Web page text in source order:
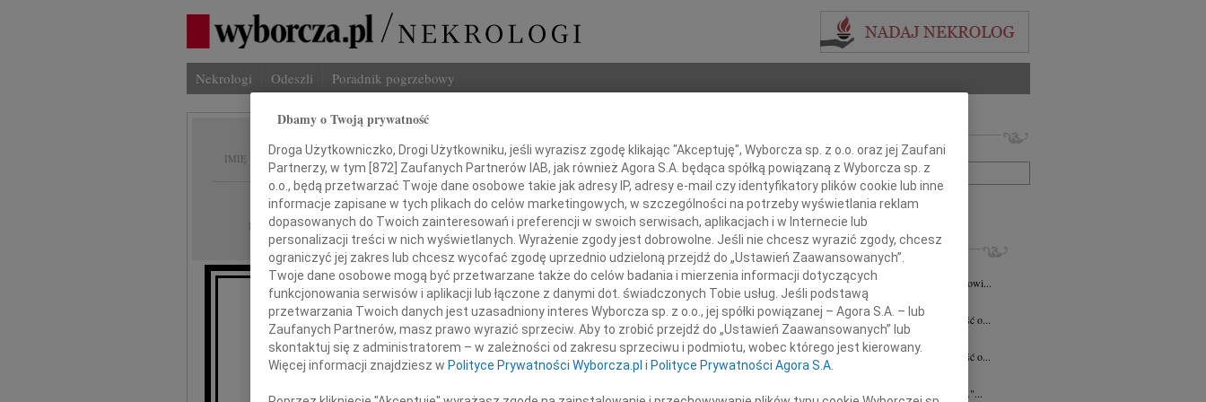
Nekrologi Odeszli Poradnik pogrzebowy
IMIĘ I NAZWISKO: Wojciech Rokita
REGION: Kielce
DATA EMISJI: 17.04.2020
Imię i nazwisko lub numer ogłoszenia:
+ szukanie zaawansowane
INNE NEKROLOGI
Bożena Szostakiewicz 20.07.2026
Drogiemu Koledze Panu Notariuszowi Piotrowi...
20.05.2026Kielce
Z głębokim smutkiem przyjęliśmy wiadomość o...
Damian Pełka
15.04.2026
Z głębokim smutkiem przyjęliśmy wiadomość o...
Emilia Czekaj
"Nie umiera ten, kto trwa w pamięci żywych."...
Dbamy o Twoją prywatność
Droga Użytkowniczko, Drogi Użytkowniku, jeśli wyrazisz zgodę klikając "Akceptuję", Wyborcza sp. z o.o. oraz jej Zaufani
Partnerzy, w tym [872] Zaufanych Partnerów IAB, jak również Agora S.A. będąca spółką powiązaną z Wyborcza sp. z
o.o., będą przetwarzać Twoje dane osobowe takie jak adresy IP, adresy e-mail czy identyfikatory plików cookie lub inne
informacje zapisane w tych plikach do celów marketingowych, w szczególności na potrzeby wyświetlania reklam
dopasowanych do Twoich zainteresowań i preferencji w swoich serwisach, aplikacjach i w Internecie lub
personalizacji treści w nich wyświetlanych. Wyrażenie zgody jest dobrowolne. Jeśli nie chcesz wyrazić zgody, chcesz
ograniczyć jej zakres lub chcesz wycofać zgodę uprzednio udzieloną przejdź do „Ustawień Zaawansowanych”.
Twoje dane osobowe mogą być przetwarzane także do celów badania i mierzenia informacji dotyczących
funkcjonowania serwisów i aplikacji lub łączone z danymi dot. świadczonych Tobie usług. Jeśli podstawą
przetwarzania Twoich danych jest uzasadniony interes Wyborcza sp. z o.o., jej spółki powiązanej – Agora S.A. – lub
Zaufanych Partnerów, masz prawo wyrazić sprzeciw. Aby to zrobić przejdź do „Ustawień Zaawansowanych” lub
skontaktuj się z administratorem – w zależności od zakresu sprzeciwu i podmiotu, wobec którego jest kierowany.
Więcej informacji znajdziesz w Polityce Prywatności Wyborcza.pl i Polityce Prywatności Agora S.A.